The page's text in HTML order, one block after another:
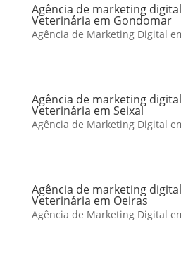
Agência de marketing
Veterinária em Gondomar
Agência de Marketing Digital
Agência de marketing
Veterinária em Seixal
Agência de Marketing Digital
Agência de marketing
Veterinária em Oeiras
Agência de Marketing Digital